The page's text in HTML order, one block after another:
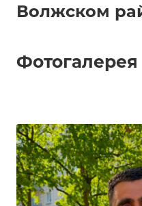
Волжском
Фотогалерея